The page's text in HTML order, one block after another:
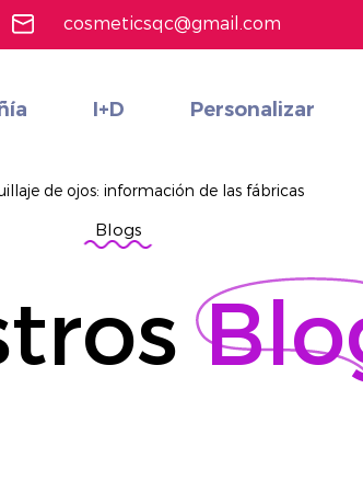
cosmeticsqc@gmail.com
I+D Personalizar
de ojos: información de las fábricas
Blogs